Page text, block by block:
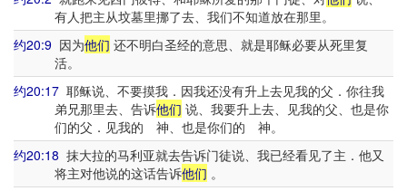
有人把主从坟墓里挪了去、我们不知道放在那里。
约20:9 因为他们 还不明白圣经的意思、就是耶稣必要从死里复
活。
约20:17 耶稣说、不要摸我．因我还没有升上去见我的父．你往我
弟兄那里去、告诉他们 说、我要升上去、见我的父、也是你
们的父．见我的 神、也是你们的 神。
约20:18 抹大拉的马利亚就去告诉门徒说、我已经看见了主．他又
将主对他说的这话告诉他们 。